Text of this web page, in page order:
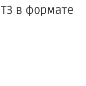
в формате